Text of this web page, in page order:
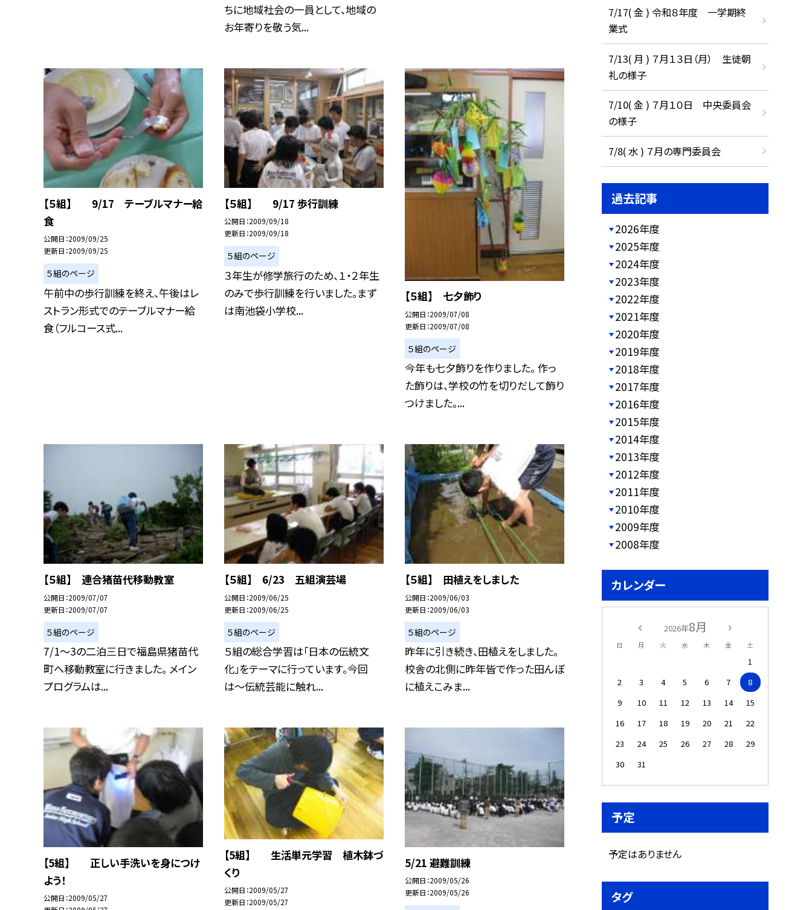
ちに地域社会の一員として、地域の
お年寄りを敬う気...
【５組】 9/17 テーブルマナー給
食
公開日 2009/09/25
更新日 2009/09/25
５組のページ
午前中の歩行訓練を終え、午後はレ
ストラン形式でのテーブルマナー給
食（フルコース式...
【５組】 9/17 歩行訓練
公開日 2009/09/18
更新日 2009/09/18
５組のページ
３年生が修学旅行のため、１・２年生
のみで歩行訓練を行いました。まず
は南池袋小学校...
【５組】 七夕飾り
公開日 2009/07/08
更新日 2009/07/08
５組のページ
今年も七夕飾りを作りました。 作っ
た飾りは、学校の竹を切りだして飾り
つけました。...
【５組】 連合猪苗代移動教室
公開日 2009/07/07
更新日 2009/07/07
５組のページ
7/1〜3の二泊三日で福島県猪苗代
町へ移動教室に行きました。 メイン
プログラムは...
【５組】 6/23 五組演芸場
公開日 2009/06/25
更新日 2009/06/25
５組のページ
５組の総合学習は「日本の伝統文
化」をテーマに行っています。今回
は〜伝統芸能に触れ...
【５組】 田植えをしました
公開日 2009/06/03
更新日 2009/06/03
５組のページ
昨年に引き続き、田植えをしました。
校舎の北側に昨年皆で作った田んぼ
に植えこみま...
【5組】 正しい手洗いを身につけ
よう！
公開日 2009/05/27
【5組】 生活単元学習 植木鉢づ
くり
公開日 2009/05/27
更新日 2009/05/27
5/21 避難訓練
公開日 2009/05/26
更新日 2009/05/26
7/17( 金 ) 令和８年度 一学期終
業式
7/13( 月 ) ７月１３日（月） 生徒朝
礼の様子
7/10( 金 ) ７月１０日 中央委員会
の様子
7/8( 水 ) ７月の専門委員会
過去記事
2026年度
2025年度
2024年度
2023年度
2022年度
2021年度
2020年度
2019年度
2018年度
2017年度
2016年度
2015年度
2014年度
2013年度
2012年度
2011年度
2010年度
2009年度
2008年度
カレンダー
2026年8月
日 月 火 水 木 金 土
1
2
3 4 5 6 7
8
9
10 11 12 13 14
15
16
17 18 19 20 21
22
23
24 25 26 27 28
29
30
31
予定
予定はありません
タグ